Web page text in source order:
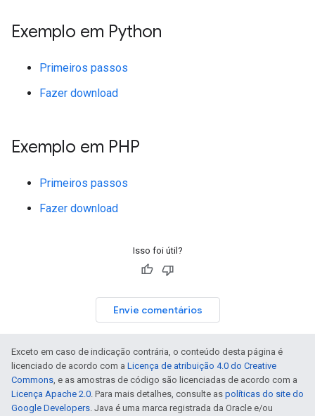
Exemplo em Python
Primeiros passos
Fazer download
Exemplo em PHP
Primeiros passos
Fazer download
Isso foi útil?
Envie comentários
Exceto em caso de indicação contrária, o conteúdo desta página é
licenciado de acordo com a Licença de atribuição 4.0 do Creative
Commons, e as amostras de código são licenciadas de acordo com a
Licença Apache 2.0. Para mais detalhes, consulte as políticas do site do
Google Developers. Java é uma marca registrada da Oracle e/ou